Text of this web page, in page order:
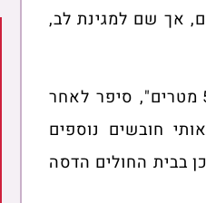
אך שם למגינת לב,
"לדברי עוברי אורח, הגדר בחצר הישיבה קרסה ובעקבות כך הוא נפל מגובה של כ-5 מטרים", סיפר לאחר
חובשים נוספים
בבית החולים הדסה